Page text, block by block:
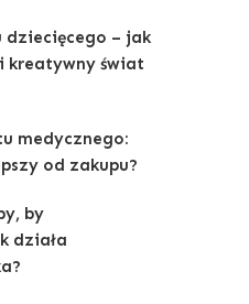
dziecięcego – jak
kreatywny świat
medycznego:
od zakupu?
by
działa